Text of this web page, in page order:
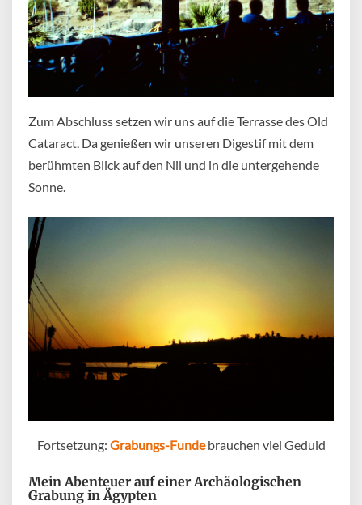
Zum Abschluss setzen wir uns auf die Terrasse des Old
Cataract. Da genießen wir unseren Digestif mit dem
berühmten Blick auf den Nil und in die untergehende
Sonne.
Fortsetzung: Grabungs-Fundebrauchen viel Geduld
Mein Abenteuer auf einer Archäologischen
Grabung in Ägypten